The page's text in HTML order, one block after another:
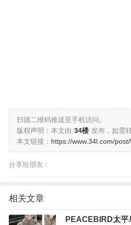
扫描二维码推送至手机访问。
版权声明：本文由 34楼 发布，如需
本文链接： https://www.34l.com/
分享给朋友：
相关文章
PEACEBIRD太平